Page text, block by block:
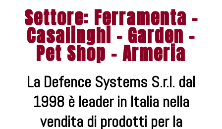
Settore: Ferramenta -
Casalinghi - Garden -
Pet Shop - Armeria
La Defence Systems S.r.l. dal
1998 è leader in Italia nella
vendita di prodotti per la